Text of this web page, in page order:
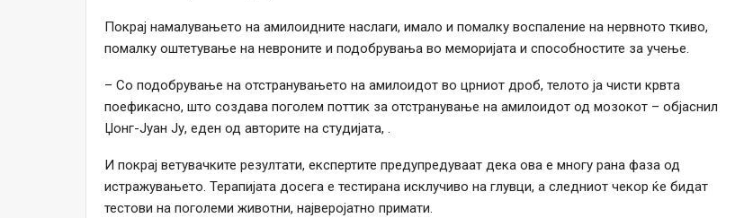
Покрај намалувањето на амилоидните наслаги, имало и помалку воспаление на нервното ткиво,
помалку оштетување на невроните и подобрувања во меморијата и способностите за учење.
– Со подобрување на отстранувањето на амилоидот во црниот дроб, телото ја чисти крвта
поефикасно, што создава поголем поттик за отстранување на амилоидот од мозокот – објаснил
Џонг-Јуан Ју, еден од авторите на студијата, .
И покрај ветувачките резултати, експертите предупредуваат дека ова е многу рана фаза од
истражувањето. Терапијата досега е тестирана исклучиво на глувци, а следниот чекор ќе бидат
тестови на поголеми животни, најверојатно примати.